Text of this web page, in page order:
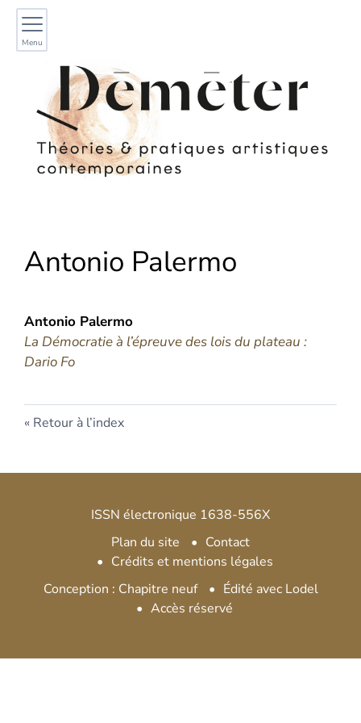
Menu
Antonio Palermo
Antonio Palermo
La Démocratie à l’épreuve des lois du plateau :
Dario Fo
Retour à l’index
ISSN électronique 1638-556X
Plan du site
Contact
Crédits et mentions légales
Conception : Chapitre neuf
Édité avec Lodel
Accès réservé